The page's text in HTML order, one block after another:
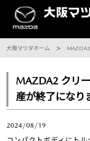
大阪マツダホーム MAZDA2
MAZDA2 クリ
産が終了になり
2024/08/19